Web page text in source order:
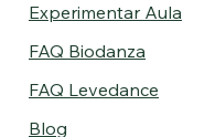
Experimentar Aula
FAQ Biodanza
FAQ Levedance
Blog